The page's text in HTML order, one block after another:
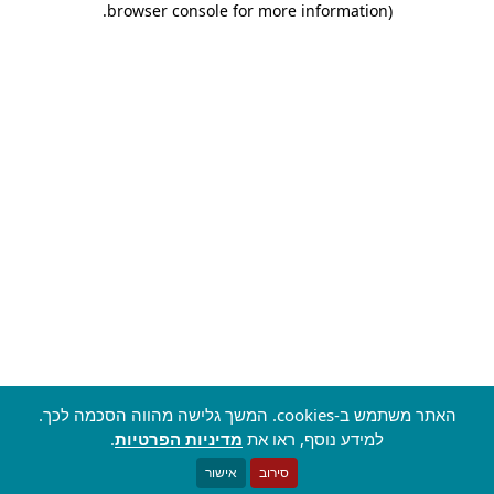
browser console for more information)
.
האתר משתמש ב-cookies. המשך גלישה מהווה הסכמה לכך.
למידע נוסף, ראו את מדיניות הפרטיות.
סירוב אישור